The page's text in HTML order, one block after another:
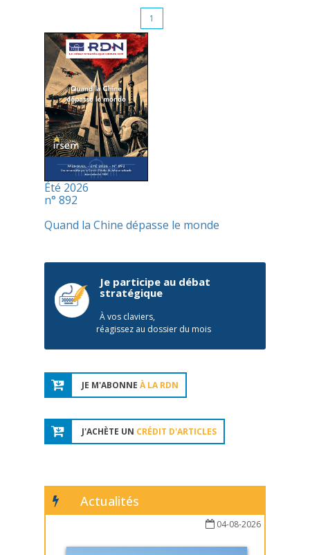
1
Été 2026
n° 892
Quand la Chine dépasse le monde
Je participe au débat
stratégique
À vos claviers,
réagissez au dossier du mois
JE M'ABONNE À LA RDN
J'ACHÈTE UN CRÉDIT D'ARTICLES
Actualités
04-08-2026